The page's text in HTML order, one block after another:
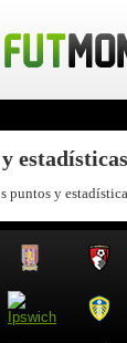
puntos y